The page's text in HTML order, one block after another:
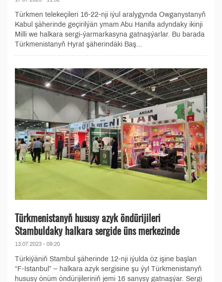
Türkmen telekeçileri 16-22-nji iýul aralygynda Owganystanyň
Kabul şäherinde geçirilýän ymam Abu Hanifa adyndaky ikinji
Milli we halkara sergi-ýarmarkasyna gatnaşýarlar. Bu barada
Türkmenistanyň Hyrat şäherindäki Baş...
Türkmenistanyň hususy azyk öndürijileri
Stambuldaky halkara sergide üns merkezinde
13.07.2023 - 09:20
Türkiýäniň Stambul şäherinde 12-nji iýulda öz işine başlan
“F-Istanbul” – halkara azyk sergisine şu ýyl Türkmenistanyň
hususy önüm öndürijileriniň jemi 16 sanysy gatnaşýar. Sergi